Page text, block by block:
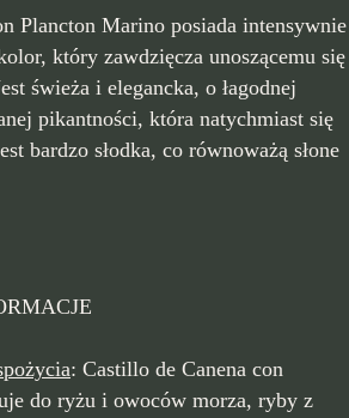
Plancton Marino posiada intensywnie
który zawdzięcza unoszącemu się
świeża i elegancka, o łagodnej
pikantności, która natychmiast się
bardzo słodka, co równoważą słone
: Castillo de Canena con
do ryżu i owoców morza, ryby z